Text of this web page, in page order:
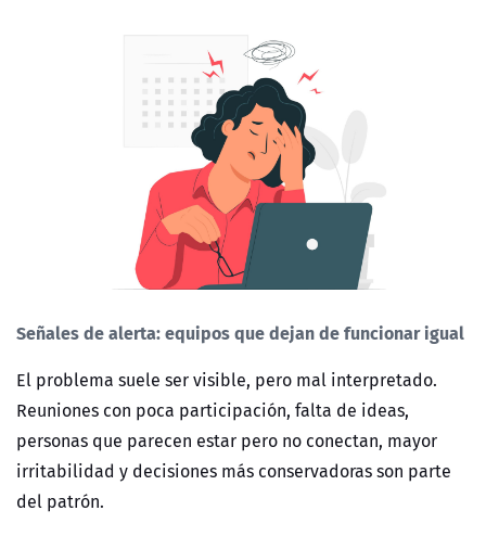
Señales de alerta: equipos que dejan de funcionar igual
El problema suele ser visible, pero mal interpretado.
Reuniones con poca participación, falta de ideas,
personas que parecen estar pero no conectan, mayor
irritabilidad y decisiones más conservadoras son parte
del patrón.